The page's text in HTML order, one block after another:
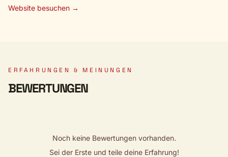
Website besuchen →
ERFAHRUNGEN & MEINUNGEN
BEWERTUNGEN
Noch keine Bewertungen vorhanden.
Sei der Erste und teile deine Erfahrung!